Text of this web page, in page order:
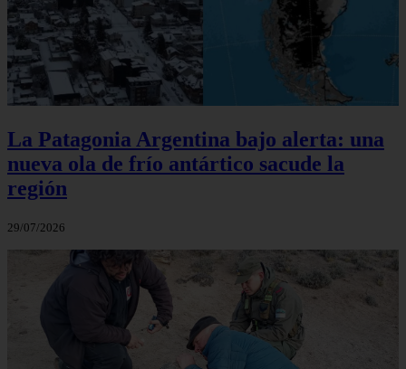
La Patagonia Argentina bajo alerta: una
nueva ola de frío antártico sacude la
región
29/07/2026